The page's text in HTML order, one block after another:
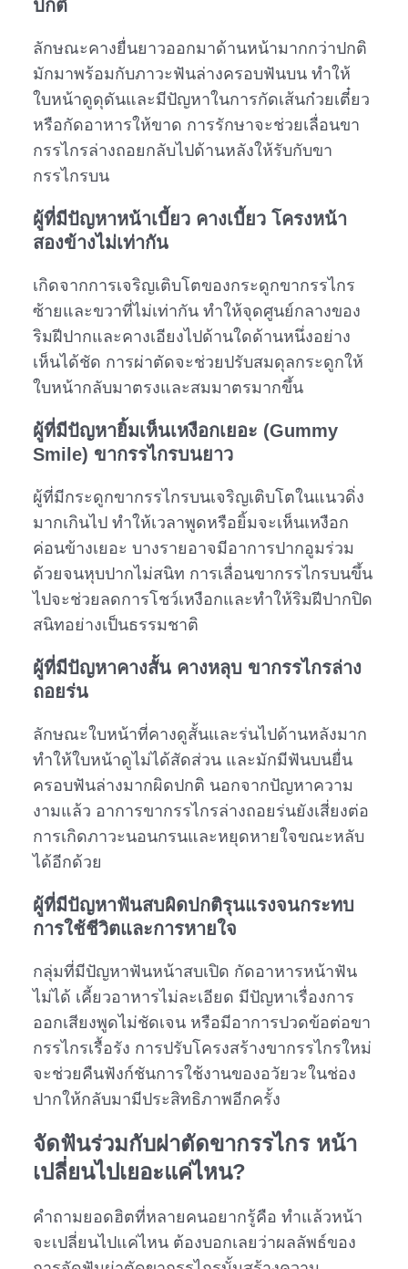
ปกติ
ลักษณะคางยื่นยาวออกมาด้านหน้ามากกว่าปกติ
มักมาพร้อมกับภาวะฟันล่างครอบฟันบน ทำให้
ใบหน้าดูดุดันและมีปัญหาในการกัดเส้นก๋วยเตี๋ยว
หรือกัดอาหารให้ขาด การรักษาจะช่วยเลื่อนขา
กรรไกรล่างถอยกลับไปด้านหลังให้รับกับขา
กรรไกรบน
ผู้ที่มีปัญหาหน้าเบี้ยว คางเบี้ยว โครงหน้า
สองข้างไม่เท่ากัน
เกิดจากการเจริญเติบโตของกระดูกขากรรไกร
ซ้ายและขวาที่ไม่เท่ากัน ทำให้จุดศูนย์กลางของ
ริมฝีปากและคางเอียงไปด้านใดด้านหนึ่งอย่าง
เห็นได้ชัด การผ่าตัดจะช่วยปรับสมดุลกระดูกให้
ใบหน้ากลับมาตรงและสมมาตรมากขึ้น
ผู้ที่มีปัญหายิ้มเห็นเหงือกเยอะ (Gummy
Smile) ขากรรไกรบนยาว
ผู้ที่มีกระดูกขากรรไกรบนเจริญเติบโตในแนวดิ่ง
มากเกินไป ทำให้เวลาพูดหรือยิ้มจะเห็นเหงือก
ค่อนข้างเยอะ บางรายอาจมีอาการปากอูมร่วม
ด้วยจนหุบปากไม่สนิท การเลื่อนขากรรไกรบนขึ้น
ไปจะช่วยลดการโชว์เหงือกและทำให้ริมฝีปากปิด
สนิทอย่างเป็นธรรมชาติ
ผู้ที่มีปัญหาคางสั้น คางหลุบ ขากรรไกรล่าง
ถอยร่น
ลักษณะใบหน้าที่คางดูสั้นและร่นไปด้านหลังมาก
ทำให้ใบหน้าดูไม่ได้สัดส่วน และมักมีฟันบนยื่น
ครอบฟันล่างมากผิดปกติ นอกจากปัญหาความ
งามแล้ว อาการขากรรไกรล่างถอยร่นยังเสี่ยงต่อ
การเกิดภาวะนอนกรนและหยุดหายใจขณะหลับ
ได้อีกด้วย
ผู้ที่มีปัญหาฟันสบผิดปกติรุนแรงจนกระทบ
การใช้ชีวิตและการหายใจ
กลุ่มที่มีปัญหาฟันหน้าสบเปิด กัดอาหารหน้าฟัน
ไม่ได้ เคี้ยวอาหารไม่ละเอียด มีปัญหาเรื่องการ
ออกเสียงพูดไม่ชัดเจน หรือมีอาการปวดข้อต่อขา
กรรไกรเรื้อรัง การปรับโครงสร้างขากรรไกรใหม่
จะช่วยคืนฟังก์ชันการใช้งานของอวัยวะในช่อง
ปากให้กลับมามีประสิทธิภาพอีกครั้ง
จัดฟันร่วมกับผ่าตัดขากรรไกรหน้า
เปลี่ยนไปเยอะแค่ไหน?
คำถามยอดฮิตที่หลายคนอยากรู้คือ ทำแล้วหน้า
จะเปลี่ยนไปแค่ไหน ต้องบอกเลยว่าผลลัพธ์ของ